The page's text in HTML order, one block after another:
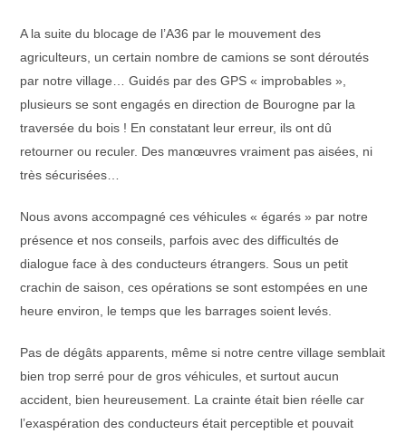
A la suite du blocage de l’A36 par le mouvement des
agriculteurs, un certain nombre de camions se sont déroutés
par notre village… Guidés par des GPS « improbables »,
plusieurs se sont engagés en direction de Bourogne par la
traversée du bois ! En constatant leur erreur, ils ont dû
retourner ou reculer. Des manœuvres vraiment pas aisées, ni
très sécurisées…
Nous avons accompagné ces véhicules « égarés » par notre
présence et nos conseils, parfois avec des difficultés de
dialogue face à des conducteurs étrangers. Sous un petit
crachin de saison, ces opérations se sont estompées en une
heure environ, le temps que les barrages soient levés.
Pas de dégâts apparents, même si notre centre village semblait
bien trop serré pour de gros véhicules, et surtout aucun
accident, bien heureusement. La crainte était bien réelle car
l’exaspération des conducteurs était perceptible et pouvait